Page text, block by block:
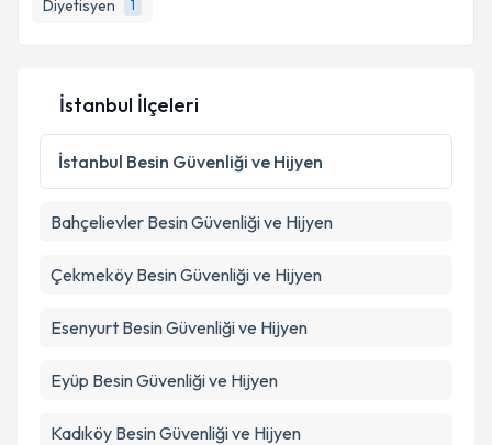
Diyetisyen
1
E-posta Adresiniz
Kişisel verilerimin işlenmesine ilişkinAydınlatma
Metni
'ni okudum ve kişisel verilerimin belirtilen
kapsamda işlenmesini kabul ediyorum.
İstanbul İlçeleri
İstanbul Besin Güvenliği ve Hijyen
Bahçelievler Besin Güvenliği ve Hijyen
Çekmeköy Besin Güvenliği ve Hijyen
Esenyurt Besin Güvenliği ve Hijyen
Eyüp Besin Güvenliği ve Hijyen
Kadıköy Besin Güvenliği ve Hijyen